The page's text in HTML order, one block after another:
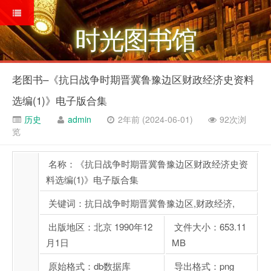
时光图书馆
老图书–《抗日战争时期晋冀鲁豫边区财政经济史资料
选编(1)》电子版合集
历史 admin 2年前 (2024-06-01)
92次浏
览
名称：《抗日战争时期晋冀鲁豫边区财政经济史资
料选编(1)》电子版合集
关键词：抗日战争时期晋冀鲁豫边区,财政经济,
出版地区：北京 1990年12
月1日
文件大小：653.11
MB
原始格式：db数据库
导出格式：png